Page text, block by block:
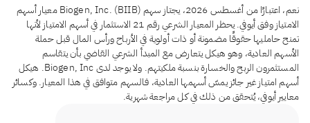
نعم، اعتبارًا من أغسطس 2026، يجتاز سهم Biogen, Inc. (BIIB) معيار أسهم
الامتياز وفق أيوفي. يحظر المعيار الشرعي رقم 21 الاستثمار في أسهم الامتياز لأنها
تمنح حامليها حقوقًا مضمونة أو ذات أولوية في الأرباح ورأس المال قبل حملة
الأسهم العادية، وهو هيكل يتعارض مع المبدأ الشرعي القاضي بأن يتقاسم
المستثمرون الربح والخسارة بنسبة ملكيتهم. ولا يوجد لدى Biogen, Inc. هيكل
أسهم امتياز غير جائز يمسّ أسهمها العادية، فالسهم متوافق في هذا المعيار. وكسائر
معايير أيوفي، يُتحقق من ذلك في كل مراجعة شهرية.